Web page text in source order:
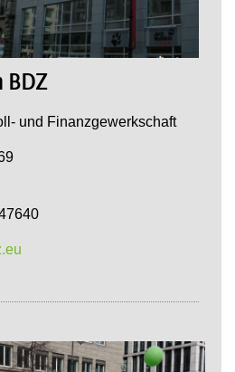
BDZ
und Finanzgewerkschaft